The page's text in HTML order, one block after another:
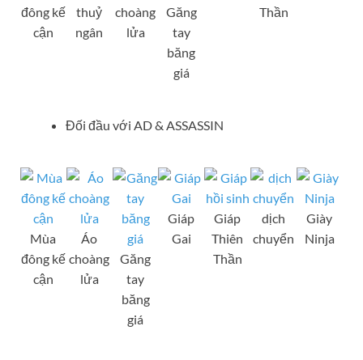
đông kế
cận
thuỷ
ngân
choàng
lửa
Găng
tay
băng
giá
Thần
Đối đầu với AD & ASSASSIN
Mùa
đông kế
cận
Áo
choàng
lửa
Găng
tay
băng
giá
Giáp
Gai
Giáp
Thiên
Thần
dịch
chuyển
Giày
Ninja